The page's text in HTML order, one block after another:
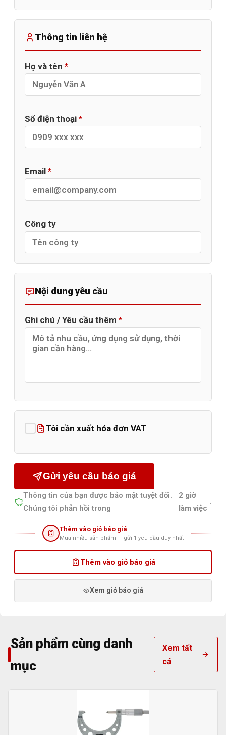
Thông tin liên hệ
Họ và tên *
Số điện thoại *
Email *
Công ty
Nội dung yêu cầu
Ghi chú / Yêu cầu thêm *
Tôi cần xuất hóa đơn VAT
Gửi yêu cầu báo giá
Thông tin của bạn được bảo mật tuyệt đối.
Chúng tôi phản hồi trong
2 giờ
làm việc
.
Thêm vào giỏ báo giá
Mua nhiều sản phẩm — gửi 1 yêu cầu duy nhất
Thêm vào giỏ báo giá
Xem giỏ báo giá
Sản phẩm cùng danh
mục
Xem tất
cả